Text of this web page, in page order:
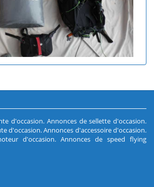
d'occasion. Annonces de sellette d'occasion.
d'occasion.Annonces d'accessoire d'occasion.
d'occasion. Annonces de speed flying